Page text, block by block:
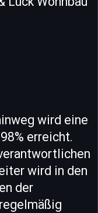
wird eine
erreicht.
wird in den
der